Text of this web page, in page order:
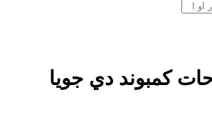
كمبوند دي جويا